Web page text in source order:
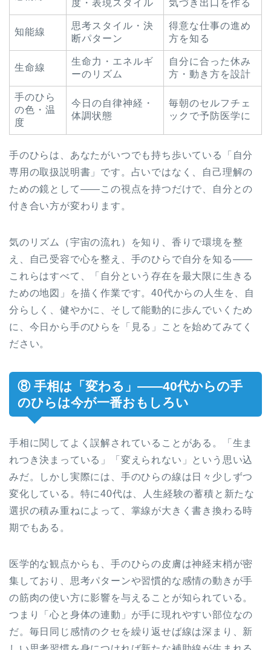
度・表現スタイル 気づき出口を作る
知能線
思考スタイル・決
断パターン
得意な仕事の進め
方を知る
生命線
生命力・エネルギ
ーのリズム
自分に合った休み
方・動き方を設計
手のひら
の色・温
度
今日の自律神経・
体調状態
毎朝のセルフチェ
ックで予防医学に
手のひらは、あなたがいつでも持ち歩いている「自分
専用の取扱説明書」です。占いではなく、自己理解の
ための鏡として——この視点を持つだけで、自分との
付き合い方が変わります。
気のリズム（宇宙の流れ）を知り、香りで環境を整
え、自己受容で心を整え、手のひらで自分を知る——
これらはすべて、「自分という存在を最大限に生きる
ための地図」を描く作業です。40代からの人生を、自
分らしく、健やかに、そして能動的に歩んでいくため
に、今日から手のひらを「見る」ことを始めてみてく
ださい。
⑧ 手相は「変わる」——40代からの手
のひらは今が一番おもしろい
手相に関してよく誤解されていることがある。「生ま
れつき決まっている」「変えられない」という思い込
みだ。しかし実際には、手のひらの線は日々少しずつ
変化している。特に40代は、人生経験の蓄積と新たな
選択の積み重ねによって、掌線が大きく書き換わる時
期でもある。
医学的な観点からも、手のひらの皮膚は神経末梢が密
集しており、思考パターンや習慣的な感情の動きが手
の筋肉の使い方に影響を与えることが知られている。
つまり「心と身体の連動」が手に現れやすい部位なの
だ。毎日同じ感情のクセを繰り返せば線は深まり、新